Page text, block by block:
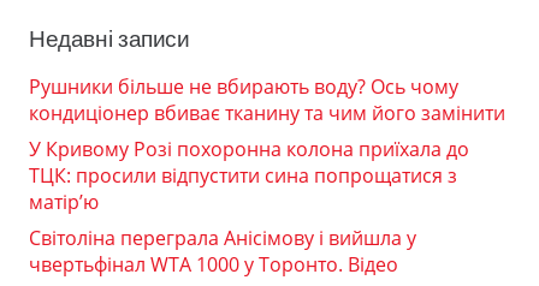
Недавні записи
Рушники більше не вбирають воду? Ось чому
кондиціонер вбиває тканину та чим його замінити
У Кривому Розі похоронна колона приїхала до
ТЦК: просили відпустити сина попрощатися з
матір’ю
Світоліна переграла Анісімову і вийшла у
чвертьфінал WTA 1000 у Торонто. Відео